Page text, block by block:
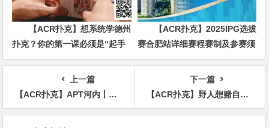
【ACR扑克】想系统学德州
扑克？你的第一课必须是“起手
牌范围”
【ACR扑克】2025IPG选拔
赛合肥站详细赛程赛制及参赛须
知发布（更新版）
上一篇
【ACR扑克】APT河内丨姚亚迪排名Day2 第二 ，主赛事成越南史上最大扑克赛事
下一篇
【ACR扑克】野人想赌自己三个月之内学会流利说中文，你觉得可能吗？